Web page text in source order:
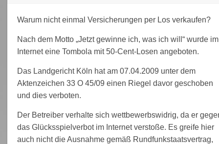
Warum nicht einmal Versicherungen per Los verkaufen?
Nach dem Motto „Jetzt gewinne ich, was ich will“ wurde im
Internet eine Tombola mit 50-Cent-Losen angeboten.
Das Landgericht Köln hat am 07.04.2009 unter dem
Aktenzeichen 33 O 45/09 einen Riegel davor geschoben
und dies verboten.
Der Betreiber verhalte sich wettbewerbswidrig, da er
das Glücksspielverbot im Internet verstoße. Es greife hier
auch nicht die Ausnahme gemäß Rundfunkstaatsvertrag,